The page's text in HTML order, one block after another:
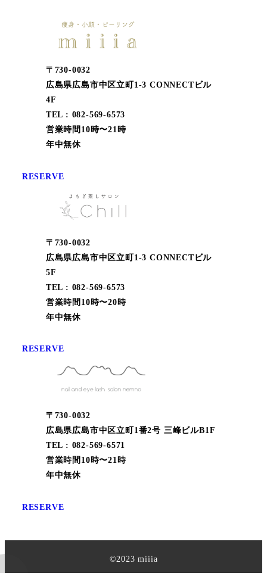
〒730-0032
広島県広島市中区立町1-3 CONNECTビル
4F
TEL : 082-569-6573
営業時間10時〜21時
年中無休
RESERVE
〒730-0032
広島県広島市中区立町1-3 CONNECTビル
5F
TEL : 082-569-6573
営業時間10時〜20時
年中無休
RESERVE
〒730-0032
広島県広島市中区立町1番2号 三峰ビルB1F
TEL : 082-569-6571
営業時間10時〜21時
年中無休
RESERVE
©︎2023 miiia